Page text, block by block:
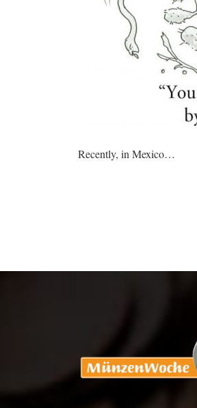
Recently, in Mexico…